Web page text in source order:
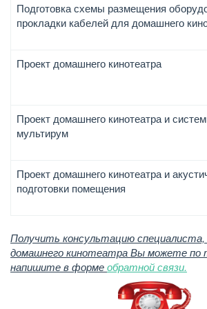
Подготовка схемы размещения
прокладки кабелей для домашнего
Проект домашнего кинотеатра
Проект домашнего кинотеатра и
мультирум
Проект домашнего кинотеатра и
подготовки помещения
Получить консультацию специалиста,
домашнего кинотеатра Вы можете по
напишите в формеобратной связи.